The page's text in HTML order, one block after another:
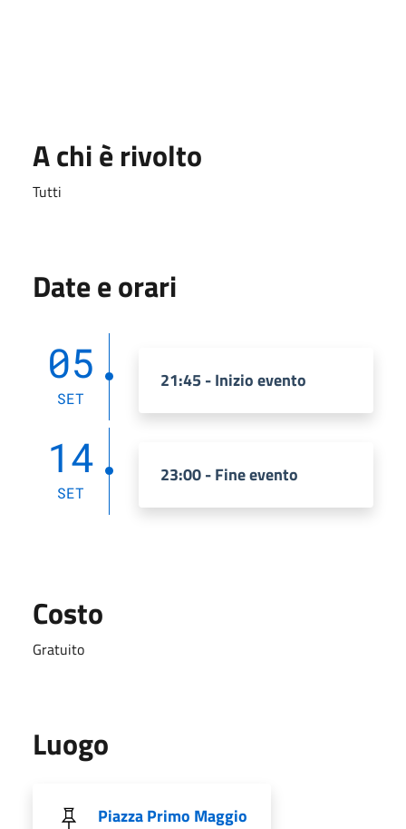
A chi è rivolto
Tutti
Date e orari
05
SET
21:45 - Inizio evento
14
SET
23:00 - Fine evento
Costo
Gratuito
Luogo
Piazza Primo Maggio